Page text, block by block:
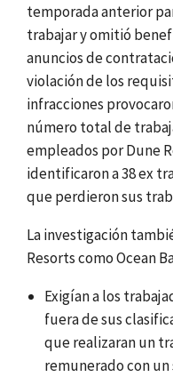
temporada anterior
trabajar y omitió
anuncios de
violación de los
infracciones
número total de
empleados por Dune
identificaron a 38ex
que perdieron sus
La investigación
Resorts como Ocean
Exigían a los
fuera de sus
que realizaran un
remunerado con